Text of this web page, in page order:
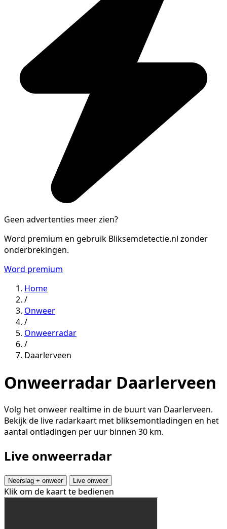
Geen advertenties meer zien?
Word premium en gebruik Bliksemdetectie.nl zonder
onderbrekingen.
Word premium
Home
/
Onweer
/
Onweerradar
/
Daarlerveen
Onweerradar Daarlerveen
Volg het onweer realtime in de buurt van Daarlerveen.
Bekijk de live radarkaart met bliksemontladingen en het
aantal ontladingen per uur binnen 30 km.
Live onweerradar
Neerslag + onweer Live onweer
Klik om de kaart te bedienen